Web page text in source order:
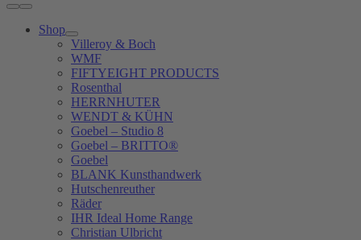
Toggle
Navigation
Shop
Villeroy & Boch
WMF
FIFTYEIGHT PRODUCTS
Rosenthal
HERRNHUTER
WENDT & KÜHN
Goebel – Studio 8
Goebel – BRITTO®
Goebel
BLANK Kunsthandwerk
Hutschenreuther
Räder
IHR Ideal Home Range
Christian Ulbricht